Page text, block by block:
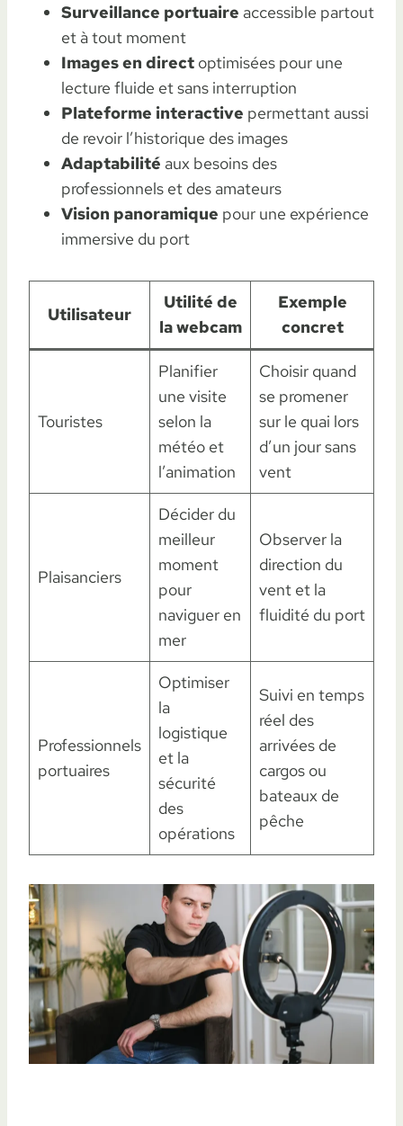
Surveillance portuaire accessible partout
et à tout moment
Images en direct optimisées pour une
lecture fluide et sans interruption
Plateforme interactive permettant aussi
de revoir l’historique des images
Adaptabilité aux besoins des
professionnels et des amateurs
Vision panoramique pour une expérience
immersive du port
Utilisateur
Utilité de
la webcam
Exemple
concret
Touristes
Planifier
une visite
selon la
météo et
l’animation
Choisir quand
se promener
sur le quai lors
d’un jour sans
vent
Plaisanciers
Décider du
meilleur
moment
pour
naviguer en
mer
Observer la
direction du
vent et la
fluidité du port
Professionnels
portuaires
Optimiser
la
logistique
et la
sécurité
des
opérations
Suivi en temps
réel des
arrivées de
cargos ou
bateaux de
pêche